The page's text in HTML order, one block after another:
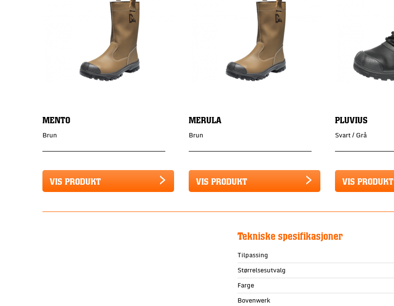
MENTO
Brun
VIS PRODUKT
MERULA
Brun
VIS PRODUKT
PLUVIUS
Svart / Grå
VIS PRODUKT
Tekniske spesifikasjoner
Tilpassing
Størrelsesutvalg
Farge
Bovenwerk